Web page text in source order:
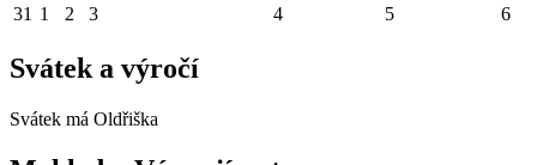
31 1 2 3 4 5 6
Svátek a výročí
Svátek má Oldřiška